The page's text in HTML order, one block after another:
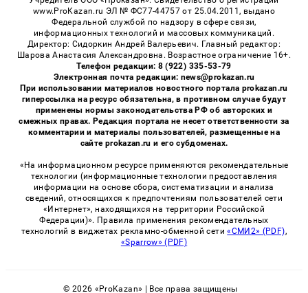
www.ProKazan.ru ЭЛ № ФС77-44757 от 25.04.2011, выдано
Федеральной службой по надзору в сфере связи,
информационных технологий и массовых коммуникаций.
Директор: Сидоркин Андрей Валерьевич. Главный редактор:
Шарова Анастасия Александровна. Возрастное ограничение 16+.
Телефон редакции: 8 (922) 335-53-79
Электронная почта редакции: news@prokazan.ru
При использовании материалов новостного портала prokazan.ru
гиперссылка на ресурс обязательна, в противном случае будут
применены нормы законодательства РФ об авторских и
смежных правах. Редакция портала не несет ответственности за
комментарии и материалы пользователей, размещенные на
сайте prokazan.ru и его субдоменах.
«На информационном ресурсе применяются рекомендательные
технологии (информационные технологии предоставления
информации на основе сбора, систематизации и анализа
сведений, относящихся к предпочтениям пользователей сети
«Интернет», находящихся на территории Российской
Федерации)». Правила применения рекомендательных
технологий в виджетах рекламно-обменной сети«СМИ2» (PDF),
«Sparrow» (PDF)
© 2026 «ProKazan» | Все права защищены